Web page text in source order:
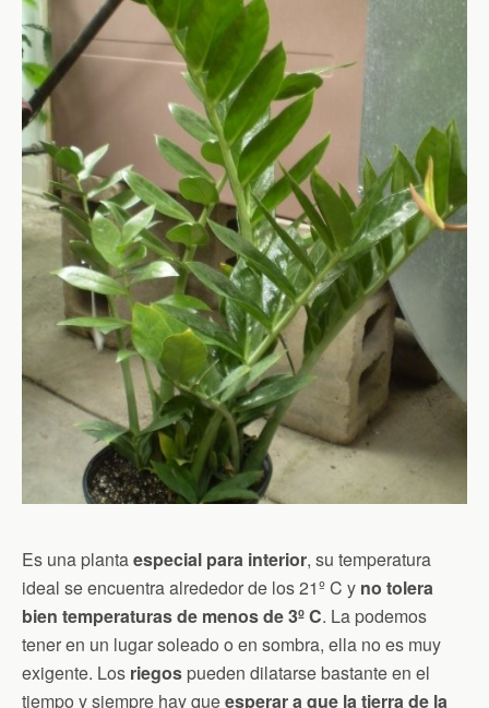
Es una plantaespecial para interior, su temperatura
ideal se encuentra alrededor de los 21º C y no tolera
bien temperaturas de menos de 3º C. La podemos
tener en un lugar soleado o en sombra, ella no es muy
exigente. Los riegos pueden dilatarse bastante en el
tiempo y siempre hay queesperar a que la tierra de la